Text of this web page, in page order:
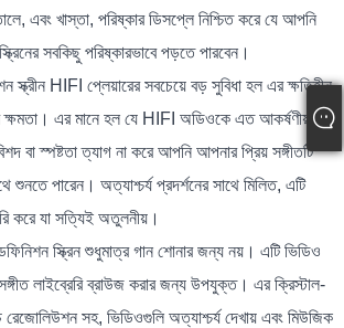
এবং খাস্তা, পরিষ্কার ডিসপ্লে নিশ্চিত করে যে আপনি
সবকিছু পরিষ্কারভাবে পড়তে পারবেন।
স্ক্রীন HIFI প্লেয়ারের সবচেয়ে বড় সুবিধা হল এর ক্ষতিহীন
ক্ষমতা। এর মানে হল যে HIFI অডিওকে এত আকর্ষণীয়
বা স্পষ্টতা ত্যাগ না করে আপনি আপনার প্রিয় সঙ্গীতটি
শুনতে পারেন। অত্যাশ্চর্য প্রদর্শনের সাথে মিলিত, এটি
করে যা সত্যিই অতুলনীয়।
স্ক্রিন শুধুমাত্র গান শোনার জন্য নয়। এটি ভিডিও
লাইব্রেরি ব্রাউজ করার জন্য উপযুক্ত। এর ক্রিস্টাল-
রেজোলিউশন সহ, ভিডিওগুলি অত্যাশ্চর্য দেখায় এবং মিউজিক